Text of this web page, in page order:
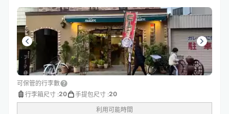
可保管的行李數
行李箱尺寸 :20 手提包尺寸 :20
利用可能時間